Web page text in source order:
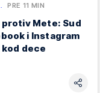
PRE 11 MIN
Mete: Sud
i Instagram
dece